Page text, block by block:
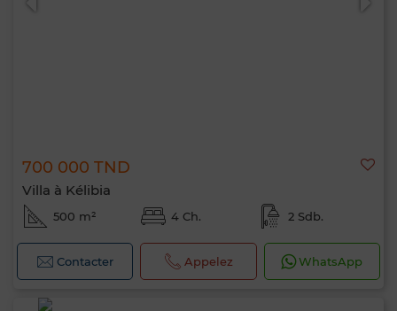
700 000 TND
Villa à Kélibia
500 m² 4 Ch. 2 Sdb.
Contacter Appelez WhatsApp